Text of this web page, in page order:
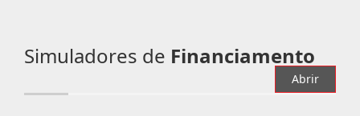
Simuladores de Financiamento
Abrir